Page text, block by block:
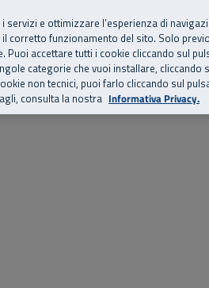
il mondo della disabilità
siamo Storie, news ed eventi
e ottimizzare l’esperienza di
corretto funzionamento del sito. Solo
accettare tutti i cookie cliccando sul
categorie che vuoi installare, cliccando
non tecnici, puoi farlo cliccando sul
consulta la nostra Informativa Privacy.